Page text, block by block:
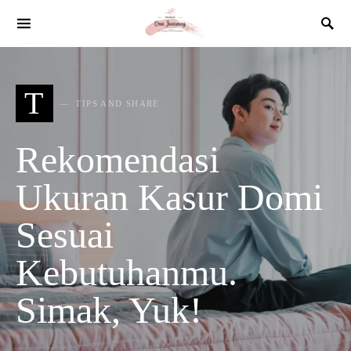
SEARCH FOR:
T TIPS AND SHARE
Rekomendasi
Ukuran Kasur Domi
Sesuai
Kebutuhanmu.
Simak, Yuk!